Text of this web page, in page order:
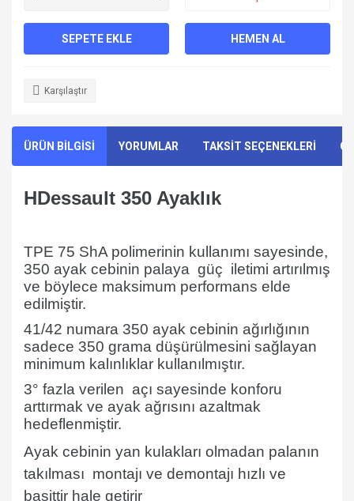
SEPETE EKLE HEMEN AL
Karşılaştır
ÜRÜN BİLGİSİ YORUMLAR TAKSİT SEÇENEKLERİ
HDessault 350 Ayaklık
TPE 75 ShA polimerinin kullanımı sayesinde,
350 ayak cebinin palaya güç iletimi artırılmış
ve böylece maksimum performans elde
edilmiştir.
41/42 numara 350 ayak cebinin ağırlığının
sadece 350 grama düşürülmesini sağlayan
minimum kalınlıklar kullanılmıştır.
3° fazla verilen açı sayesinde konforu
arttırmak ve ayak ağrısını azaltmak
hedeflenmiştir.
Ayak cebinin yan kulakları olmadan palanın
takılması montajı ve demontajı hızlı ve
basittir hale getirir